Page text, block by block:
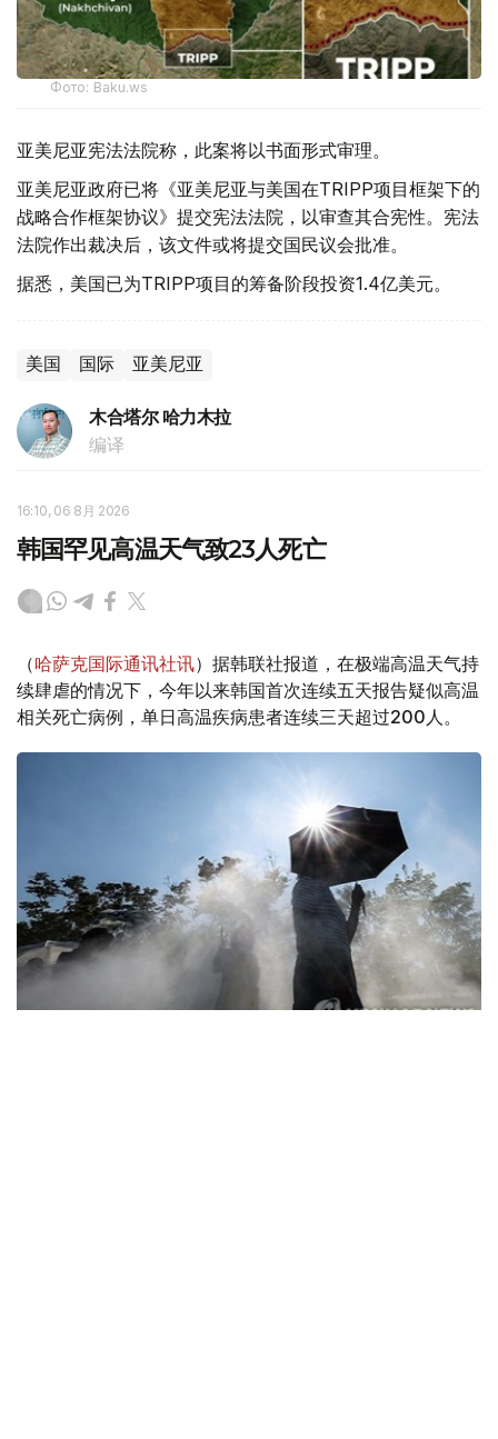
Фото: Baku.ws
亚美尼亚宪法法院称，此案将以书面形式审理。
亚美尼亚政府已将《亚美尼亚与美国在TRIPP项目框架下的
战略合作框架协议》提交宪法法院，以审查其合宪性。宪法
法院作出裁决后，该文件或将提交国民议会批准。
据悉，美国已为TRIPP项目的筹备阶段投资1.4亿美元。
美国 国际 亚美尼亚
木合塔尔 哈力木拉
编译
16:10, 06 8月 2026
韩国罕见高温天气致23人死亡
（哈萨克国际通讯社讯）据韩联社报道，在极端高温天气持
续肆虐的情况下，今年以来韩国首次连续五天报告疑似高温
相关死亡病例，单日高温疾病患者连续三天超过200人。